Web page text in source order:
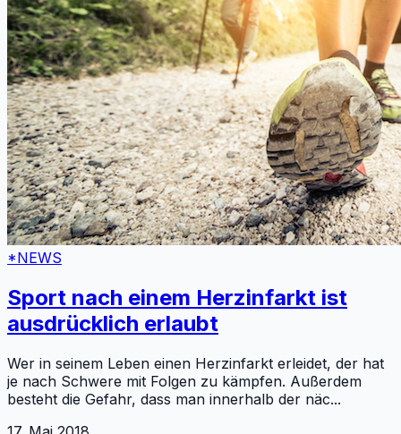
*NEWS
Sport nach einem Herzinfarkt ist
ausdrücklich erlaubt
Wer in seinem Leben einen Herzinfarkt erleidet, der hat
je nach Schwere mit Folgen zu kämpfen. Außerdem
besteht die Gefahr, dass man innerhalb der näc...